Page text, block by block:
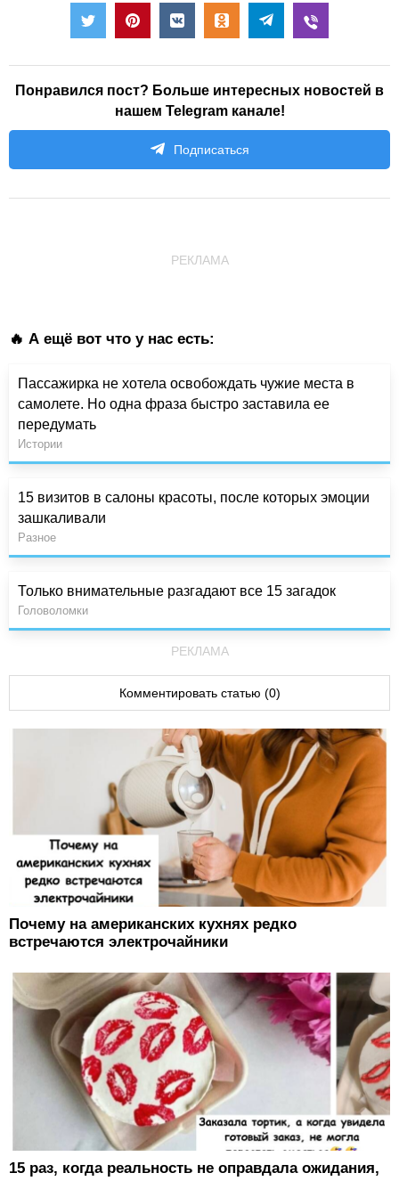
Понравился пост? Больше интересных новостей в
нашем Telegram канале!
Подписаться
РЕКЛАМА
🔥 А ещё вот что у нас есть:
Пассажирка не хотела освобождать чужие места в
самолете. Но одна фраза быстро заставила ее
передумать
Истории
15 визитов в салоны красоты, после которых эмоции
зашкаливали
Разное
Только внимательные разгадают все 15 загадок
Головоломки
РЕКЛАМА
Комментировать статью (0)
Почему на американских кухнях редко
встречаются электрочайники
15 раз, когда реальность не оправдала ожидания,